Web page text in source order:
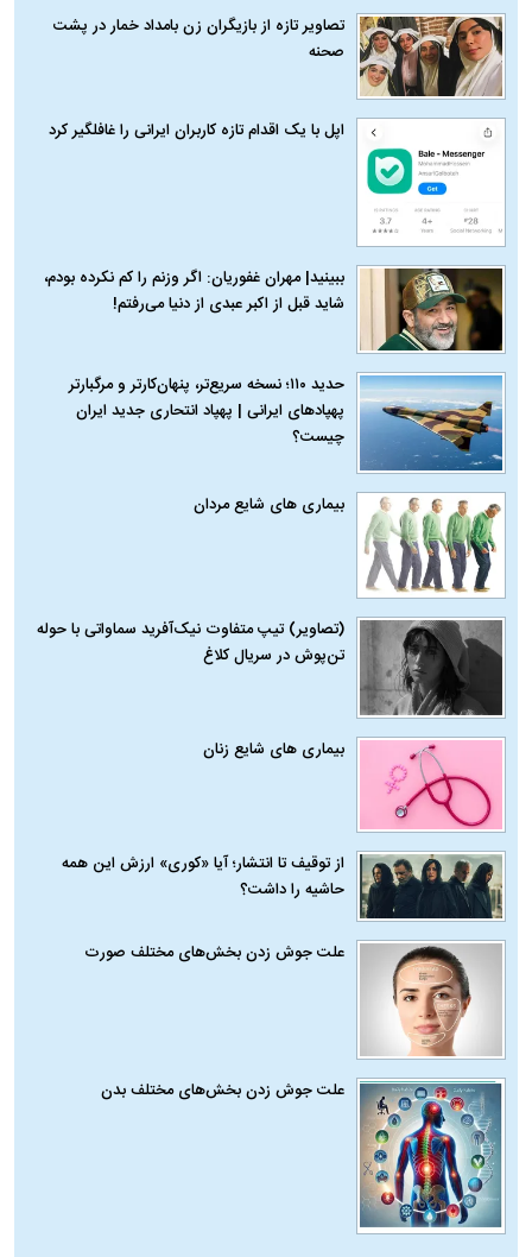
تصاویر تازه از بازیگران زن بامداد خمار در پشت
صحنه
اپل با یک اقدام تازه کاربران ایرانی را غافلگیر کرد
ببینید| مهران غفوریان: اگر وزنم را کم نکرده بودم،
شاید قبل از اکبر عبدی از دنیا می‌رفتم!
حدید ۱۱۰؛ نسخه سریع‌تر، پنهان‌کارتر و مرگبارتر
پهپادهای ایرانی | پهپاد انتحاری جدید ایران
چیست؟
بیماری‌ های شایع مردان
(تصاویر) تیپ متفاوت نیک‌آفرید سماواتی با حوله
تن‌پوش در سریال کلاغ
بیماری‌ های شایع زنان
از توقیف تا انتشار؛ آیا «کوری» ارزش این همه
حاشیه را داشت؟
علت جوش زدن بخش‌های مختلف صورت
علت جوش زدن بخش‌های مختلف بدن